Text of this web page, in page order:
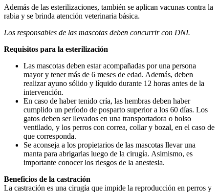
Además de las esterilizaciones, también se aplican vacunas contra la
rabia y se brinda atención veterinaria básica.
Los responsables de las mascotas deben concurrir con DNI.
Requisitos para la esterilización
Las mascotas deben estar acompañadas por una persona
mayor y tener más de 6 meses de edad. Además, deben
realizar ayuno sólido y líquido durante 12 horas antes de la
intervención.
En caso de haber tenido cría, las hembras deben haber
cumplido un período de posparto superior a los 60 días. Los
gatos deben ser llevados en una transportadora o bolso
ventilado, y los perros con correa, collar y bozal, en el caso de
que corresponda.
Se aconseja a los propietarios de las mascotas llevar una
manta para abrigarlas luego de la cirugía. Asimismo, es
importante conocer los riesgos de la anestesia.
Beneficios de la castración
La castración es una cirugía que impide la reproducción en perros y